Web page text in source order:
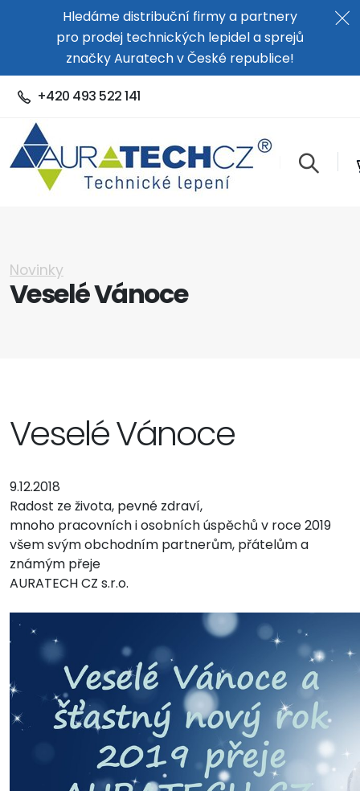
Hledáme distribuční firmy a partnery
pro prodej technických lepidel a sprejů
značky Auratech v České republice!
+420 493 522 141
Veselé Vánoce
Novinky
Veselé Vánoce
9.12.2018
Radost ze života, pevné zdraví,
mnoho pracovních i osobních úspěchů v roce 2019
všem svým obchodním partnerům, přátelům a
známým přeje
AURATECH CZ s.r.o.